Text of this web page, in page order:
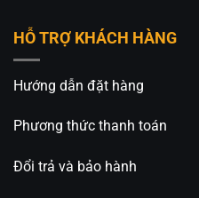
HỖ TRỢ KHÁCH HÀNG
Hướng dẫn đặt hàng
Phương thức thanh toán
Đổi trả và bảo hành